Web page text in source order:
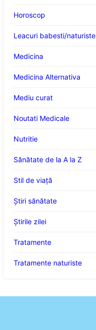
Horoscop
Leacuri babesti/naturiste
Medicina
Medicina Alternativa
Mediu curat
Noutati Medicale
Nutritie
Sănătate de la A la Z
Stil de viaţă
Ştiri sănătate
Știrile zilei
Tratamente
Tratamente naturiste